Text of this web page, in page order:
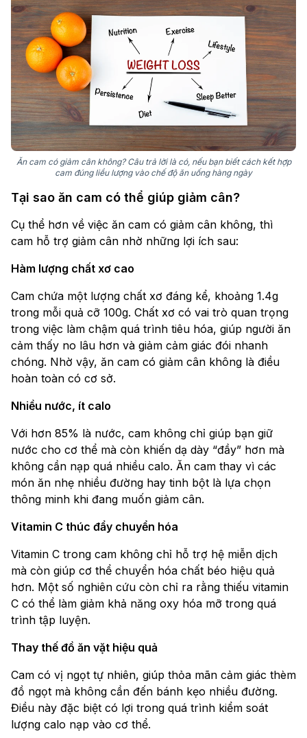
Ăn cam có giảm cân không? Câu trả lời là có, nếu bạn biết cách kết hợp
cam đúng liều lượng vào chế độ ăn uống hàng ngày
Tại sao ăn cam có thể giúp giảm cân?
Cụ thể hơn về việc ăn cam có giảm cân không, thì
cam hỗ trợ giảm cân nhờ những lợi ích sau:
Hàm lượng chất xơ cao
Cam chứa một lượng chất xơ đáng kể, khoảng 1.4g
trong mỗi quả cỡ 100g. Chất xơ có vai trò quan trọng
trong việc làm chậm quá trình tiêu hóa, giúp người ăn
cảm thấy no lâu hơn và giảm cảm giác đói nhanh
chóng. Nhờ vậy, ăn cam có giảm cân không là điều
hoàn toàn có cơ sở.
Nhiều nước, ít calo
Với hơn 85% là nước, cam không chỉ giúp bạn giữ
nước cho cơ thể mà còn khiến dạ dày “đầy” hơn mà
không cần nạp quá nhiều calo. Ăn cam thay vì các
món ăn nhẹ nhiều đường hay tinh bột là lựa chọn
thông minh khi đang muốn giảm cân.
Vitamin C thúc đẩy chuyển hóa
Vitamin C trong cam không chỉ hỗ trợ hệ miễn dịch
mà còn giúp cơ thể chuyển hóa chất béo hiệu quả
hơn. Một số nghiên cứu còn chỉ ra rằng thiếu vitamin
C có thể làm giảm khả năng oxy hóa mỡ trong quá
trình tập luyện.
Thay thế đồ ăn vặt hiệu quả
Cam có vị ngọt tự nhiên, giúp thỏa mãn cảm giác thèm
đồ ngọt mà không cần đến bánh kẹo nhiều đường.
Điều này đặc biệt có lợi trong quá trình kiểm soát
lượng calo nạp vào cơ thể.